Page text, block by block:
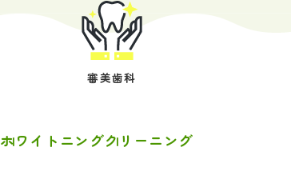
審美歯科
ホワイトニングクリーニング